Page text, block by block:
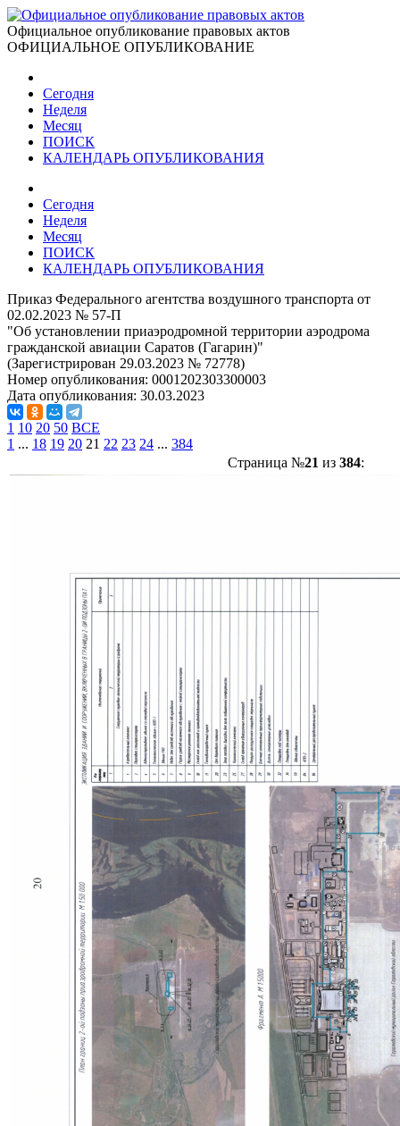
Официальное опубликование правовых актов
ОФИЦИАЛЬНОЕ ОПУБЛИКОВАНИЕ
Сегодня
Неделя
Месяц
ПОИСК
КАЛЕНДАРЬ ОПУБЛИКОВАНИЯ
Сегодня
Неделя
Месяц
ПОИСК
КАЛЕНДАРЬ ОПУБЛИКОВАНИЯ
Приказ Федерального агентства воздушного транспорта от
02.02.2023 № 57-П
"Об установлении приаэродромной территории аэродрома
гражданской авиации Саратов (Гагарин)"
(Зарегистрирован 29.03.2023 № 72778)
Номер опубликования: 0001202303300003
Дата опубликования: 30.03.2023
1 10 20 50 ВСЕ
1 ... 18 19 20 21 22 23 24 ... 384
Страница №21 из 384: